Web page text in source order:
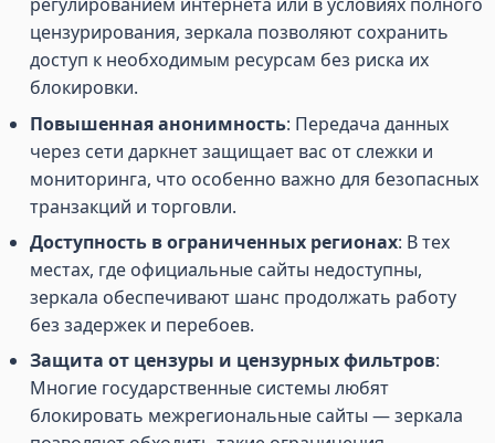
регулированием интернета или в условиях полного
цензурирования, зеркала позволяют сохранить
доступ к необходимым ресурсам без риска их
блокировки.
Повышенная анонимность: Передача данных
через сети даркнет защищает вас от слежки и
мониторинга, что особенно важно для безопасных
транзакций и торговли.
Доступность в ограниченных регионах: В тех
местах, где официальные сайты недоступны,
зеркала обеспечивают шанс продолжать работу
без задержек и перебоев.
Защита от цензуры и цензурных фильтров:
Многие государственные системы любят
блокировать межрегиональные сайты — зеркала